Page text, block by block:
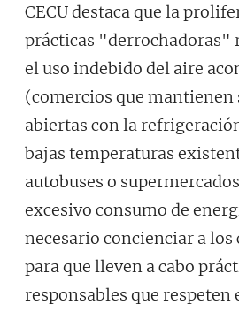
CECU destaca que la
prácticas "derrochadoras"
el uso indebido del aire
(comercios que mantienen
abiertas con la
bajas temperaturas
autobuses o
excesivo consumo de
necesario concienciar a
para que lleven a cabo
responsables que respeten